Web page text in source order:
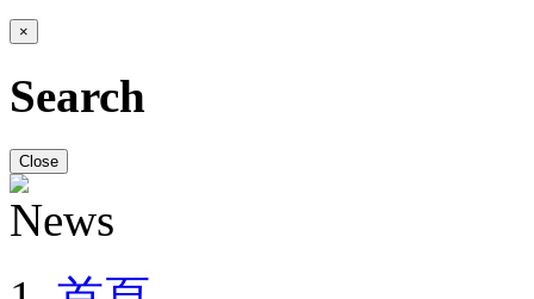
×
Search
Close